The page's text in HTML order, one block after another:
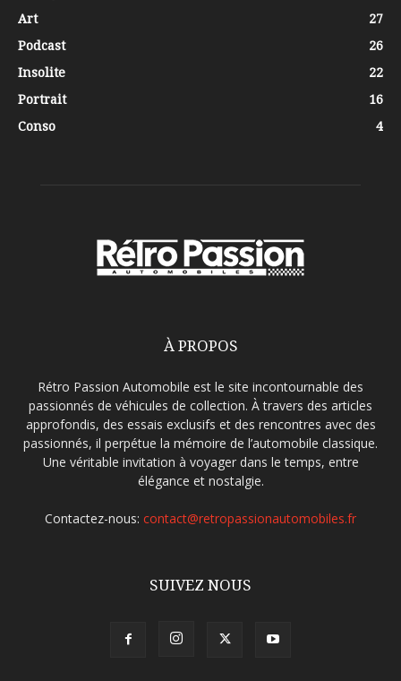
Art
27
Podcast
26
Insolite
22
Portrait
16
Conso
4
À PROPOS
Rétro Passion Automobile est le site incontournable des
passionnés de véhicules de collection. À travers des articles
approfondis, des essais exclusifs et des rencontres avec des
passionnés, il perpétue la mémoire de l’automobile classique.
Une véritable invitation à voyager dans le temps, entre
élégance et nostalgie.
Contactez-nous: contact@retropassionautomobiles.fr
SUIVEZ NOUS